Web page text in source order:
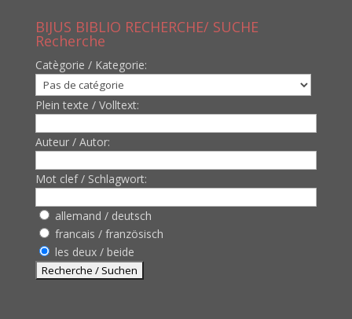
BIJUS BIBLIO RECHERCHE/ SUCHE
Recherche
Catègorie / Kategorie:
Plein texte / Volltext:
Auteur / Autor:
Mot clef / Schlagwort:
allemand / deutsch
francais / französisch
les deux / beide